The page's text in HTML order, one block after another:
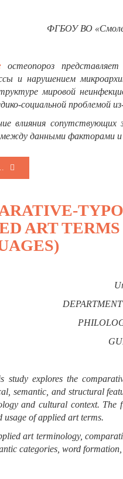
ФГБОУ ВО
остеопороз
и нарушением
мировой
социальной проблемой
влияния сопутствующих
между данными факторами и
ART
study explores the
semantic, and structural
and cultural context. The
usage of applied art terms.
art terminology,
categories, word